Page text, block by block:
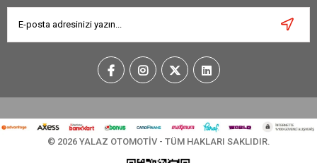
© 2026 YALAZ OTOMOTİV - TÜM HAKLARI SAKLIDIR.